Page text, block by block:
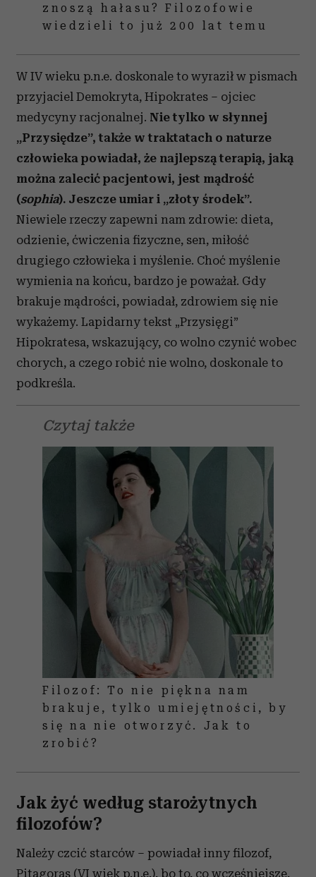
znoszą hałasu? Filozofowie
wiedzieli to już 200 lat temu
W IV wieku p.n.e. doskonale to wyraził w pismach
przyjaciel Demokryta, Hipokrates – ojciec
medycyny racjonalnej. Nie tylko w słynnej
„Przysiędze”, także w traktatach o naturze
człowieka powiadał, że najlepszą terapią, jaką
można zalecić pacjentowi, jest mądrość
(sophia). Jeszcze umiar i „złoty środek”.
Niewiele rzeczy zapewni nam zdrowie: dieta,
odzienie, ćwiczenia fizyczne, sen, miłość
drugiego człowieka i myślenie. Choć myślenie
wymienia na końcu, bardzo je poważał. Gdy
brakuje mądrości, powiadał, zdrowiem się nie
wykażemy. Lapidarny tekst „Przysięgi”
Hipokratesa, wskazujący, co wolno czynić wobec
chorych, a czego robić nie wolno, doskonale to
podkreśla.
Czytaj także
Filozof: To nie piękna nam
brakuje, tylko umiejętności, by
się na nie otworzyć. Jak to
zrobić?
Jak żyć według starożytnych
filozofów?
Należy czcić starców – powiadał inny filozof,
Pitagoras (VI wiek p.n.e.), bo to, co wcześniejsze,